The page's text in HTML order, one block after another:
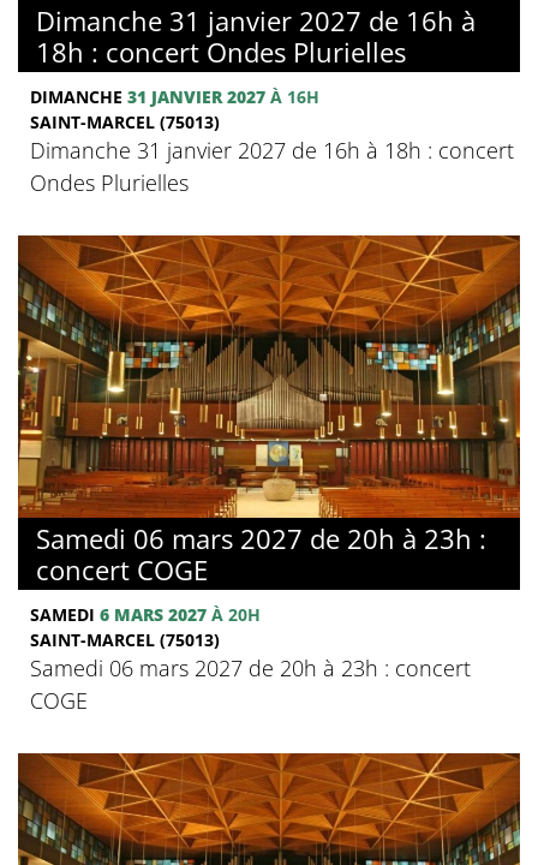
Dimanche 31 janvier 2027 de 16h à
18h : concert Ondes Plurielles
DIMANCHE 31 JANVIER 2027 À 16H
SAINT-MARCEL (75013)
Dimanche 31 janvier 2027 de 16h à 18h : concert
Ondes Plurielles
Samedi 06 mars 2027 de 20h à 23h :
concert COGE
SAMEDI 6 MARS 2027 À 20H
SAINT-MARCEL (75013)
Samedi 06 mars 2027 de 20h à 23h : concert
COGE